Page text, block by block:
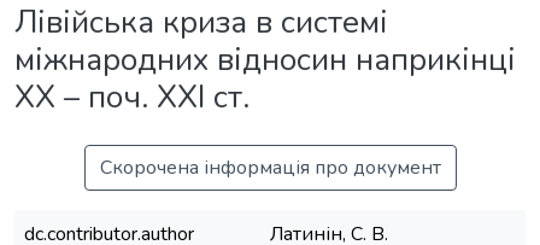
Лівійська криза в системі
міжнародних відносин наприкінці
ХХ – поч. ХХI ст.
Скорочена інформація про документ
dc.contributor.author
Латинін, С. В.